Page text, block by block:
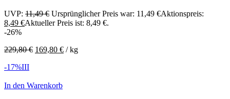
UVP: 11,49€ Ursprünglicher Preis war: 11,49 €Aktionspreis:
8,49 €Aktueller Preis ist: 8,49 €.
-26%
229,80€ 169,80 € /kg
-17%III
In den Warenkorb